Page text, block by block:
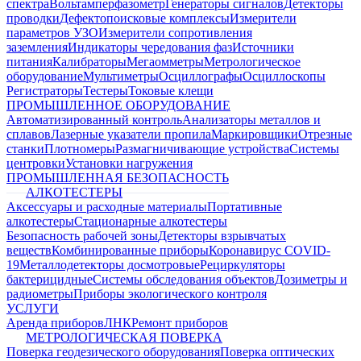
спектраВольтамперфазометрГенераторы сигналовДетекторы
проводкиДефектопоисковые комплексыИзмерители
параметров УЗОИзмерители сопротивления
заземленияИндикаторы чередования фазИсточники
питанияКалибраторыМегаомметрыМетрологическое
оборудованиеМультиметрыОсциллографыОсциллоскопы
РегистраторыТестерыТоковые клещи
ПРОМЫШЛЕННОЕ ОБОРУДОВАНИЕ
Автоматизированный контрольАнализаторы металлов и
сплавовЛазерные указатели пропилаМаркировщикиОтрезные
станкиПлотномерыРазмагничивающие устройстваСистемы
центровкиУстановки нагружения
ПРОМЫШЛЕННАЯ БЕЗОПАСНОСТЬ
АЛКОТЕСТЕРЫ
Аксессуары и расходные материалыПортативные
алкотестерыСтационарные алкотестеры
Безопасность рабочей зоныДетекторы взрывчатых
веществКомбинированные приборыКоронавирус COVID-
19Металлодетекторы досмотровыеРециркуляторы
бактерицидныеСистемы обследования объектовДозиметры и
радиометрыПриборы экологического контроля
УСЛУГИ
Аренда приборовЛНКРемонт приборов
МЕТРОЛОГИЧЕСКАЯ ПОВЕРКА
Поверка геодезического оборудованияПоверка оптических